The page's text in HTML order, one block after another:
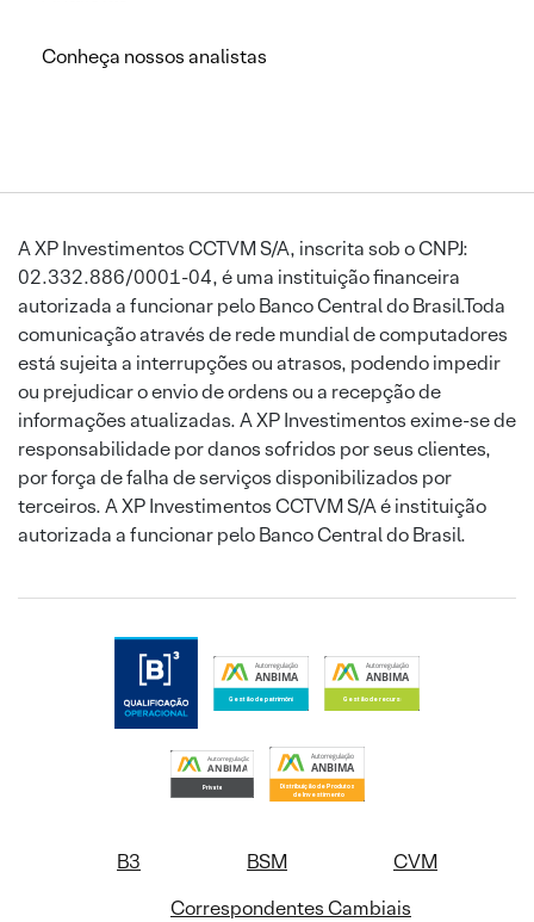
Conheça nossos analistas
A XP Investimentos CCTVM S/A, inscrita sob o CNPJ:
02.332.886/0001-04, é uma instituição financeira
autorizada a funcionar pelo Banco Central do Brasil.Toda
comunicação através de rede mundial de computadores
está sujeita a interrupções ou atrasos, podendo impedir
ou prejudicar o envio de ordens ou a recepção de
informações atualizadas. A XP Investimentos exime-se de
responsabilidade por danos sofridos por seus clientes,
por força de falha de serviços disponibilizados por
terceiros. A XP Investimentos CCTVM S/A é instituição
autorizada a funcionar pelo Banco Central do Brasil.
B3 BSM
CVM
Correspondentes Cambiais